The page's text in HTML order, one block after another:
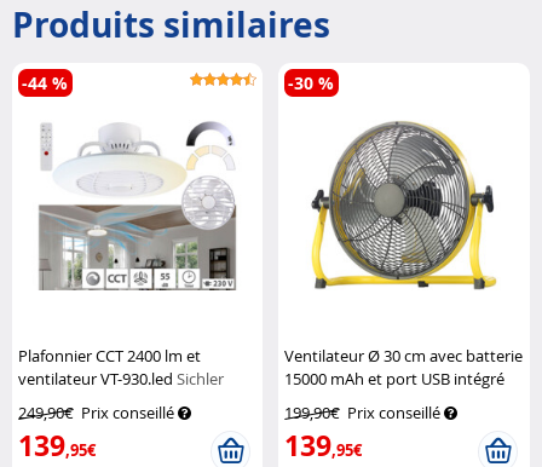
Produits similaires
Plafonnier CCT 2400 lm et
ventilateur VT-930.led Sichler
249,90€ Prix conseillé
139,95€
-44 %
Ventilateur Ø 30 cm avec batterie
15000 mAh et port USB intégré
Sichler Haushaltsgeräte
199,90€ Prix conseillé
139,95€
-30 %